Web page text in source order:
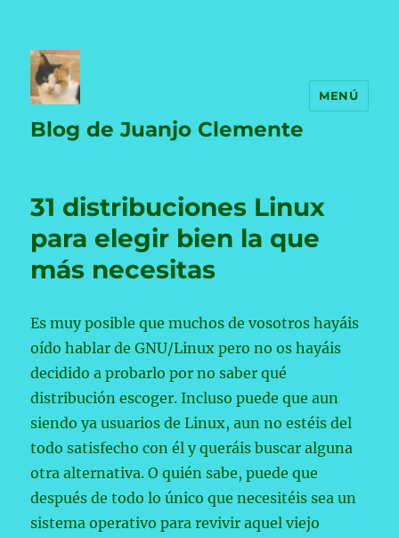
Blog de Juanjo Clemente
MENÚ
31 distribuciones Linux
para elegir bien la que
más necesitas
Es muy posible que muchos de vosotros hayáis
oído hablar de GNU/Linux pero no os hayáis
decidido a probarlo por no saber qué
distribución escoger. Incluso puede que aun
siendo ya usuarios de Linux, aun no estéis del
todo satisfecho con él y queráis buscar alguna
otra alternativa. O quién sabe, puede que
después de todo lo único que necesitéis sea un
sistema operativo para revivir aquel viejo